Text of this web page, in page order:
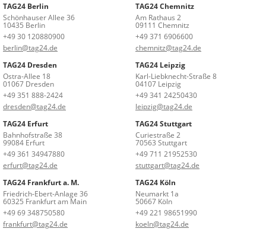
TAG24 Berlin
Schönhauser Allee 36
10435 Berlin
+49 30 120880900
berlin@tag24.de
TAG24 Chemnitz
Am Rathaus 2
09111 Chemnitz
+49 371 6906600
chemnitz@tag24.de
TAG24 Dresden
Ostra-Allee 18
01067 Dresden
+49 351 888-2424
dresden@tag24.de
TAG24 Leipzig
Karl-Liebknecht-Straße 8
04107 Leipzig
+49 341 24250430
leipzig@tag24.de
TAG24 Erfurt
Bahnhofstraße 38
99084 Erfurt
+49 361 34947880
erfurt@tag24.de
TAG24 Stuttgart
Curiestraße 2
70563 Stuttgart
+49 711 21952530
stuttgart@tag24.de
TAG24 Frankfurt a. M.
Friedrich-Ebert-Anlage 36
60325 Frankfurt am Main
+49 69 348750580
frankfurt@tag24.de
TAG24 Köln
Neumarkt 1a
50667 Köln
+49 221 98651990
koeln@tag24.de